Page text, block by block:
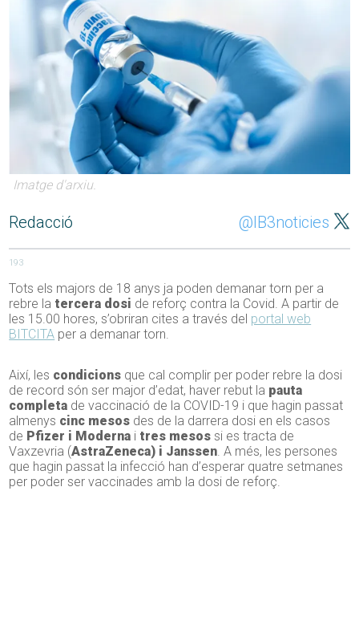
Imatge d'arxiu.
Redacció @IB3noticies
193
Tots els majors de 18 anys ja poden demanar torn per a
rebre la tercera dosi de reforç contra la Covid. A partir de
les 15.00 hores, s’obriran cites a través del portal web
BITCITA per a demanar torn.
Així, les condicions que cal complir per poder rebre la dosi
de record són ser major d’edat, haver rebut la pauta
completa de vaccinació de la COVID-19 i que hagin passat
almenys cinc mesos des de la darrera dosi en els casos
de Pfizer i Moderna i tres mesos si es tracta de
Vaxzevria (AstraZeneca) i Janssen. A més, les persones
que hagin passat la infecció han d’esperar quatre setmanes
per poder ser vaccinades amb la dosi de reforç.